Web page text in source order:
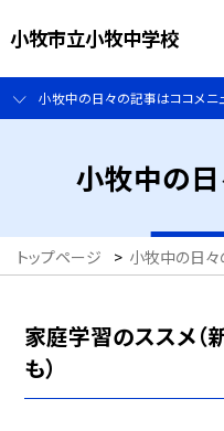
小牧市立小牧中学校
小牧中の日々の記事はココメニ
小牧中の
トップページ > 小牧中の日々
家庭学習のススメ（
も）